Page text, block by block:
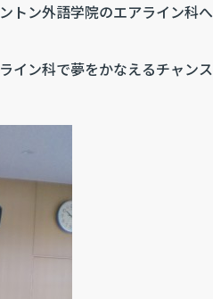
トン外語学院のエアライン科へ
イン科で夢をかなえるチャンス